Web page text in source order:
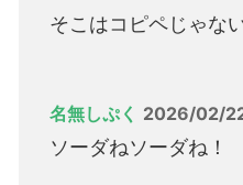
そこはコピペじゃな
名無しぷく 2026/02/
ソーダねソーダね！